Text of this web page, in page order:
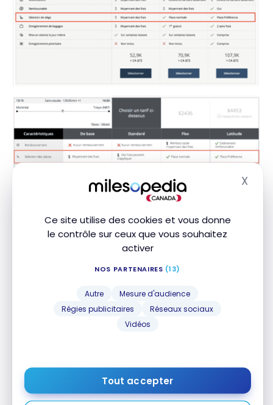
Ce site utilise des cookies et vous donne
le contrôle sur ceux que vous souhaitez
activer
NOS PARTENAIRES (13)
Autre
Mesure d'audience
Régies publicitaires
Réseaux sociaux
Vidéos
Tout accepter
X
est au tarif de base, il faudra payer pour changer
Carte Mastercard World Elite
n’êtes pas encore titulaire de cette carte, profitez
notre offre exclusive pour la commander!